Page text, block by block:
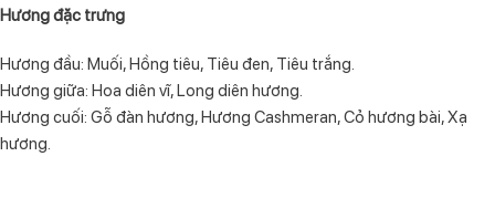
Hương đặc trưng
Hương đầu: Muối, Hồng tiêu, Tiêu đen, Tiêu trắng.
Hương giữa: Hoa diên vĩ, Long diên hương.
Hương cuối: Gỗ đàn hương, Hương Cashmeran, Cỏ hương bài, Xạ
hương.